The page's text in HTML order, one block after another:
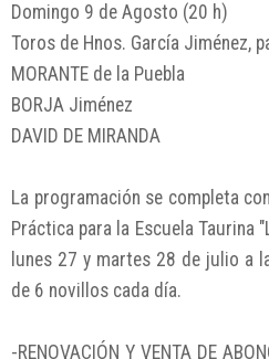
Domingo 9 de Agosto (20 h)
Toros de Hnos. García Jiménez,
MORANTE de la Puebla
BORJA Jiménez
DAVID DE MIRANDA
La programación se completa
Práctica para la Escuela Taurina
lunes 27 y martes 28 de julio a
de 6 novillos cada día.
-RENOVACIÓN Y VENTA DE